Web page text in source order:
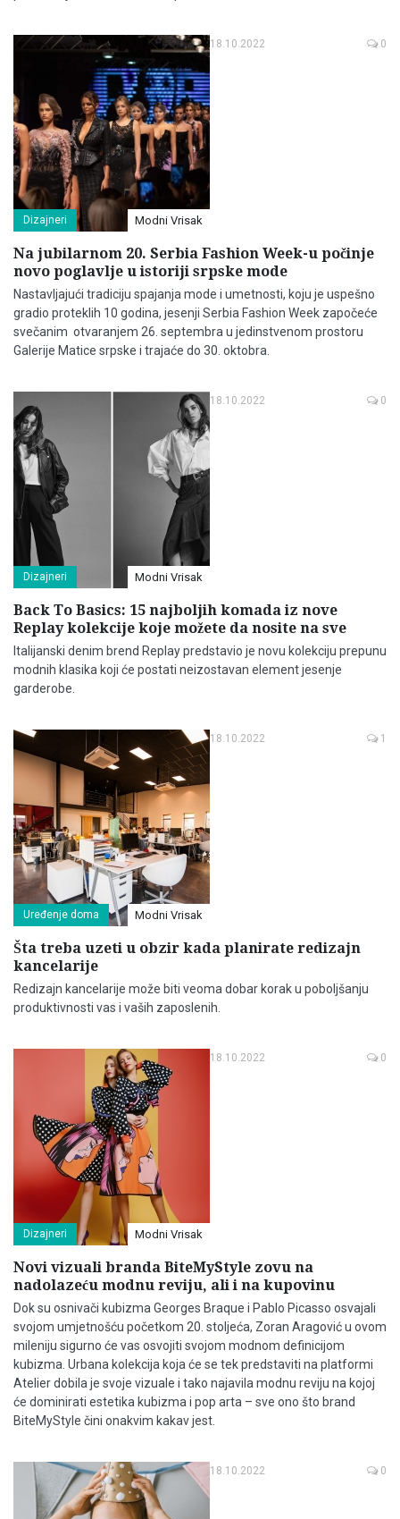
Dizajneri Modni Vrisak
18.10.2022 0
Na jubilarnom 20. Serbia Fashion Week-u počinje
novo poglavlje u istoriji srpske mode
Nastavljajući tradiciju spajanja mode i umetnosti, koju je uspešno
gradio proteklih 10 godina, jesenji Serbia Fashion Week započeće
svečanim otvaranjem 26. septembra u jedinstvenom prostoru
Galerije Matice srpske i trajaće do 30. oktobra.
Dizajneri Modni Vrisak
18.10.2022 0
Back To Basics: 15 najboljih komada iz nove
Replay kolekcije koje možete da nosite na sve
Italijanski denim brend Replay predstavio je novu kolekciju prepunu
modnih klasika koji će postati neizostavan element jesenje
garderobe.
Uređenje doma Modni Vrisak
18.10.2022 1
Šta treba uzeti u obzir kada planirate redizajn
kancelarije
Redizajn kancelarije može biti veoma dobar korak u poboljšanju
produktivnosti vas i vaših zaposlenih.
Dizajneri Modni Vrisak
18.10.2022 0
Novi vizuali branda BiteMyStyle zovu na
nadolazeću modnu reviju, ali i na kupovinu
Dok su osnivači kubizma Georges Braque i Pablo Picasso osvajali
svojom umjetnošću početkom 20. stoljeća, Zoran Aragović u ovom
mileniju sigurno će vas osvojiti svojom modnom definicijom
kubizma. Urbana kolekcija koja će se tek predstaviti na platformi
Atelier dobila je svoje vizuale i tako najavila modnu reviju na kojoj
će dominirati estetika kubizma i pop arta – sve ono što brand
BiteMyStyle čini onakvim kakav jest.
18.10.2022 0